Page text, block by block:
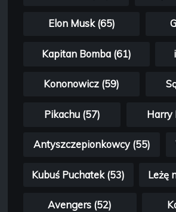
Elon Musk (65)
Kapitan Bomba (61)
Kononowicz (59)
Pikachu (57) Harry
Antyszczepionkowcy (55)
Kubuś Puchatek (53) Leżę
Avengers (52)